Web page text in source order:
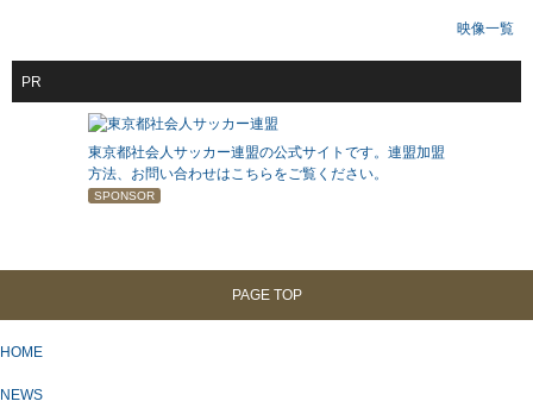
映像一覧
PR
東京都社会人サッカー連盟の公式サイトです。連盟加盟
方法、お問い合わせはこちらをご覧ください。
SPONSOR
PAGE TOP
HOME
NEWS